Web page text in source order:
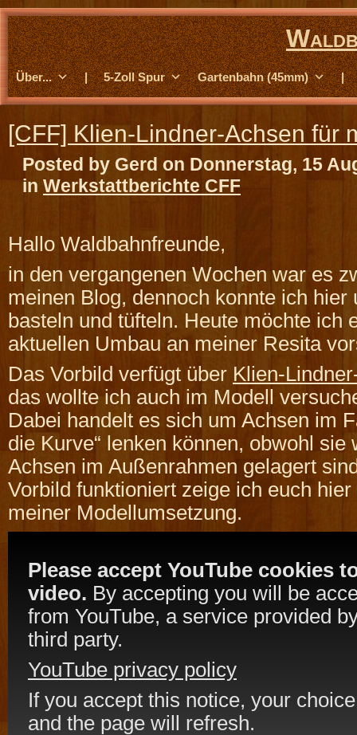
Über... | 5-Zoll Spur Gartenbahn (45mm) |
[CFF] Klien-Lindner-Achsen für
Posted by Gerd on Donnerstag, 15
in Werkstattberichte CFF
Hallo Waldbahnfreunde,
in den vergangenen Wochen war es
meinen Blog, dennoch konnte ich hier
basteln und tüfteln. Heute möchte ich
aktuellen Umbau an meiner Resita
Das Vorbild verfügt über Klien-
das wollte ich auch im Modell
Dabei handelt es sich um Achsen im
die Kurve“ lenken können, obwohl sie
Achsen im Außenrahmen gelagert
Vorbild funktioniert zeige ich euch
meiner Modellumsetzung.
Please accept YouTube cookies
video. By accepting you will be
from YouTube, a service provided
third party.
YouTube privacy policy
If you accept this notice, your
and the page will refresh.